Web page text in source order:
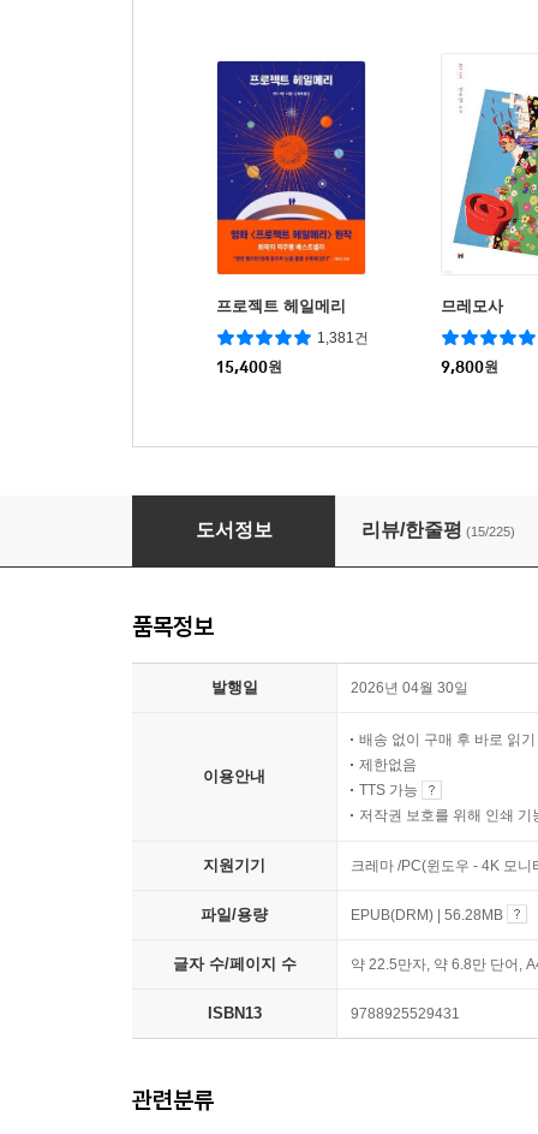
프로젝트 헤일메리
1,381건
15,400원
므레모사
9,800원
F1 더 포뮬러
도서정보 리뷰/한줄평 (15/225)
품목정보
발행일 2026년 04월 30일
이용안내
배송 없이 구매 후 바로 읽기
제한없음
TTS 가능
저작권 보호를 위해 인쇄 기
지원기기 크레마 /PC(윈도우 - 4K 모
파일/용량 EPUB(DRM) | 56.28MB
글자 수/페이지 수 약 22.5만자, 약 6.8만 단어,
ISBN13 9788925529431
관련분류